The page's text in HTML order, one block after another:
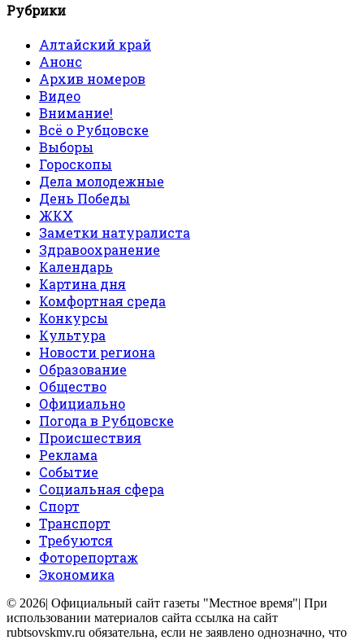
Рубрики
Алтайский край
Анонс
Архив номеров
Видео
Внимание!
Всё о Рубцовске
Выборы
Гороскопы
Дела молодежные
День Победы
ЖКХ
Заметки натуралиста
Здравоохранение
Календарь
Картина дня
Комфортная среда
Конкурсы
Культура
Новости региона
Образование
Общество
Официально
Погода в Рубцовске
Происшествия
Реклама
Событие
Социальная сфера
Спорт
Транспорт
Требуются
Фоторепортаж
Экономика
© 2026| Официальный сайт газеты "Местное время"| При
использовании материалов сайта ссылка на сайт
rubtsovskmv.ru обязательна, если не заявлено однозначно, что